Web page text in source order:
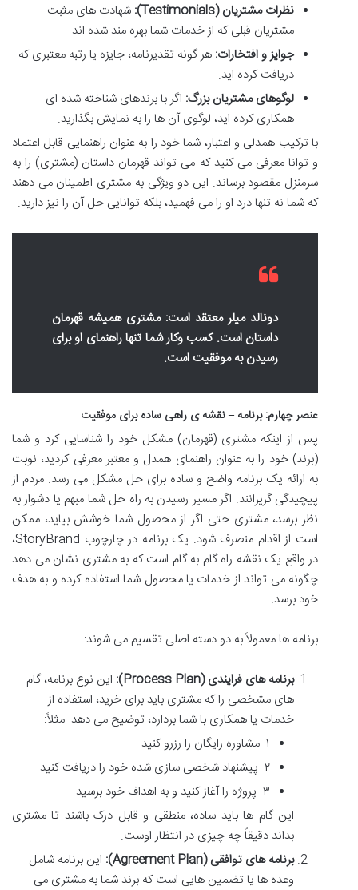
نظرات مشتریان (Testimonials):
شهادت های مثبت
مشتریان قبلی که از خدمات شما بهره مند شده اند.
جوایز و افتخارات: هر گونه تقدیرنامه، جایزه یا رتبه معتبری که
دریافت کرده اید.
لوگوهای مشتریان بزرگ: اگر با برندهای شناخته شده ای
همکاری کرده اید، لوگوی آن ها را به نمایش بگذارید.
با ترکیب همدلی و اعتبار، شما خود را به عنوان راهنمایی قابل اعتماد
و توانا معرفی می کنید که می تواند قهرمان داستان (مشتری) را به
سرمنزل مقصود برساند. این دو ویژگی به مشتری اطمینان می دهند
که شما نه تنها درد او را می فهمید، بلکه توانایی حل آن را نیز دارید.
دونالد میلر معتقد است: مشتری همیشه قهرمان
داستان است. کسب وکار شما تنها راهنمای او برای
رسیدن به موفقیت است.
عنصر چهارم: برنامه – نقشه ی راهی ساده برای موفقیت
پس از اینکه مشتری (قهرمان) مشکل خود را شناسایی کرد و شما
(برند) خود را به عنوان راهنمای همدل و معتبر معرفی کردید، نوبت
به ارائه یک برنامه واضح و ساده برای حل مشکل می رسد. مردم از
پیچیدگی گریزانند. اگر مسیر رسیدن به راه حل شما مبهم یا دشوار به
نظر برسد، مشتری حتی اگر از محصول شما خوشش بیاید، ممکن
است از اقدام منصرف شود. یک برنامه در چارچوب StoryBrand،
در واقع یک نقشه راه گام به گام است که به مشتری نشان می دهد
چگونه می تواند از خدمات یا محصول شما استفاده کرده و به هدف
خود برسد.
برنامه ها معمولاً به دو دسته اصلی تقسیم می شوند:
برنامه های فرایندی (Process Plan):
این نوع برنامه، گام
های مشخصی را که مشتری باید برای خرید، استفاده از
خدمات یا همکاری با شما بردارد، توضیح می دهد. مثلاً:
۱. مشاوره رایگان را رزرو کنید.
۲. پیشنهاد شخصی سازی شده خود را دریافت کنید.
۳. پروژه را آغاز کنید و به اهداف خود برسید.
این گام ها باید ساده، منطقی و قابل درک باشند تا مشتری
بداند دقیقاً چه چیزی در انتظار اوست.
برنامه های توافقی (Agreement Plan):
این برنامه شامل
وعده ها یا تضمین هایی است که برند شما به مشتری می